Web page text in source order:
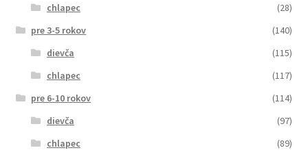
chlapec
(28)
pre 3-5 rokov
(140)
dievča
(115)
chlapec
(117)
pre 6-10 rokov
(114)
dievča
(97)
chlapec
(89)